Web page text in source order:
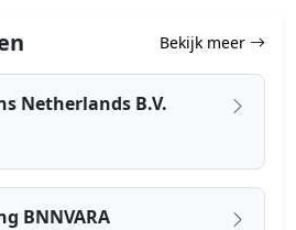
Bekijk meer
Netherlands B.V.
BNNVARA